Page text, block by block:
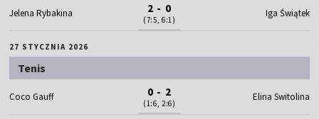
Jelena Rybakina 2 - 0
(7:5, 6:1)
Iga Świątek
27 STYCZNIA 2026
Tenis
Coco Gauff 0 - 2
(1:6, 2:6)
Elina Switolina